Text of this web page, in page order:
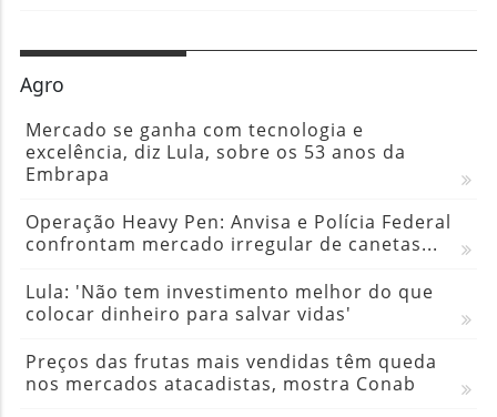
Agro
Mercado se ganha com tecnologia e
excelência, diz Lula, sobre os 53 anos da
Embrapa
Operação Heavy Pen: Anvisa e Polícia Federal
confrontam mercado irregular de canetas...
Lula: 'Não tem investimento melhor do que
colocar dinheiro para salvar vidas'
Preços das frutas mais vendidas têm queda
nos mercados atacadistas, mostra Conab